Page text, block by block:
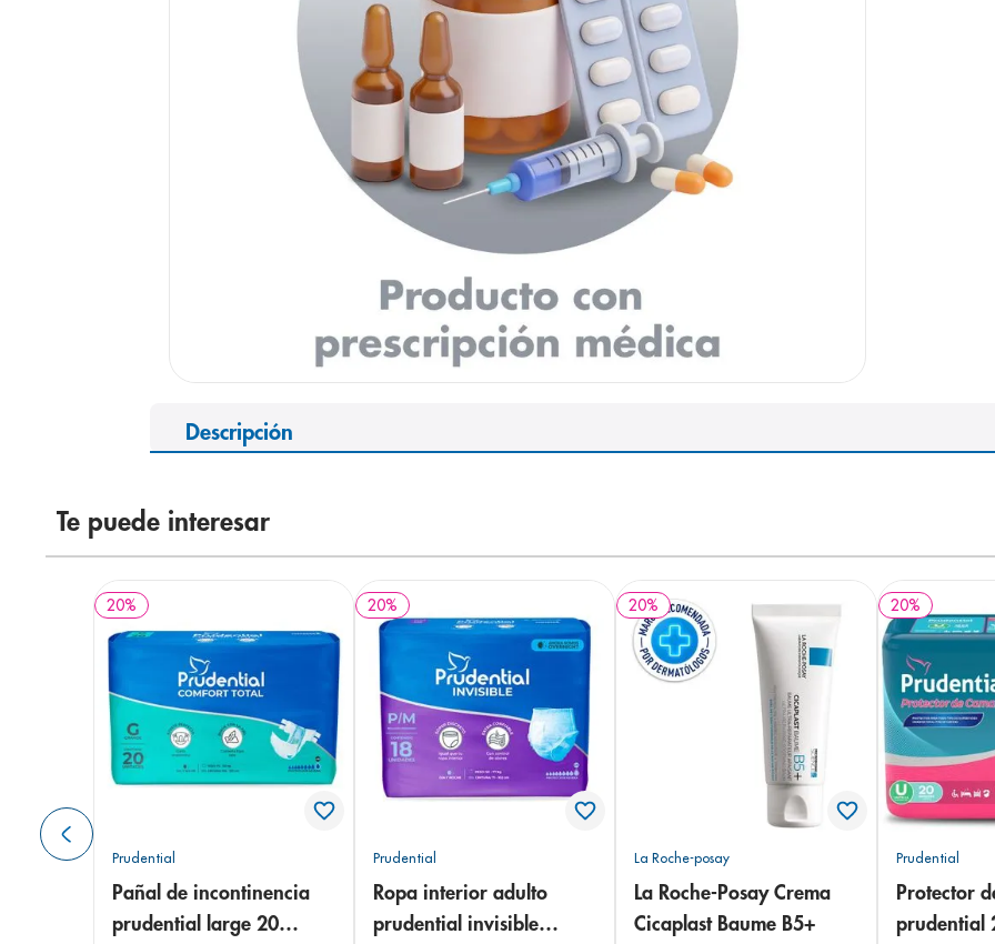
Descripción
Te puede interesar
20%
Prudential
Pañal de incontinencia
prudential large 20
20%
Prudential
Ropa interior adulto
prudential invisible
20%
La Roche-posay
La Roche-Posay Crema
Cicaplast Baume B5+
20%
Prudential
Protector
prudential
panolini
prueba embarazo